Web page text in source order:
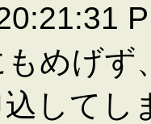
もめげ
してし